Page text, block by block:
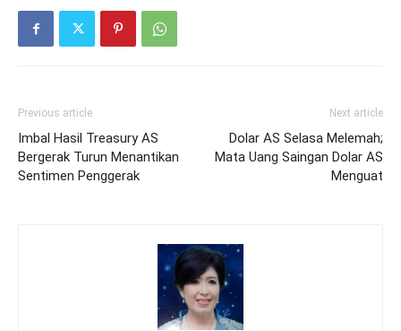
Previous article
Imbal Hasil Treasury AS
Bergerak Turun Menantikan
Sentimen Penggerak
Next article
Dolar AS Selasa Melemah;
Mata Uang Saingan Dolar AS
Menguat